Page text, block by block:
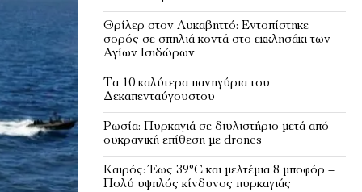
Θρίλερ στον Λυκαβηττό: Εντοπίστηκε
σορός σε σπηλιά κοντά στο εκκλησάκι των
Αγίων Ισιδώρων
Τα 10 καλύτερα πανηγύρια του
Δεκαπενταύγουστου
Ρωσία: Πυρκαγιά σε διυλιστήριο μετά από
ουκρανική επίθεση με drones
Καιρός: Έως 39°C και μελτέμια 8 μποφόρ –
Πολύ υψηλός κίνδυνος πυρκαγιάς